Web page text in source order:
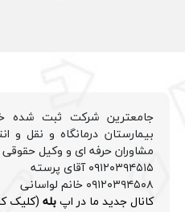
جامعترین شرکت ثبت شده
بیمارستان درمانگاه و نقل و
مشاوران حرفه ای و وکیل حقوقی
۰۹۱۲۰۳۹۴۵۱۵ آقای پرسته
۰۹۱۲۰۳۹۴۵۰۸ خانم لواسانی
کانال جدید ما در اپبله (کلیک